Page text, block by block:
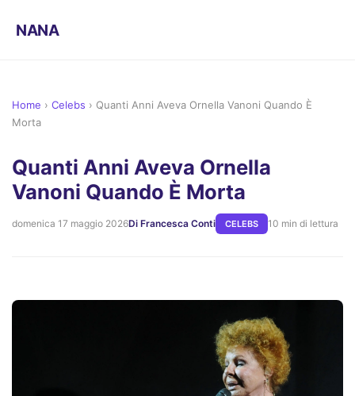
NANA
Home › Celebs › Quanti Anni Aveva Ornella Vanoni Quando È
Morta
Quanti Anni Aveva Ornella
Vanoni Quando È Morta
domenica 17 maggio 2026Di Francesca Conti CELEBS 10 min di lettura